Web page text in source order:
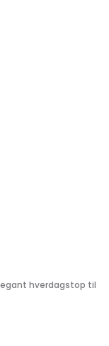
hverdagstop til